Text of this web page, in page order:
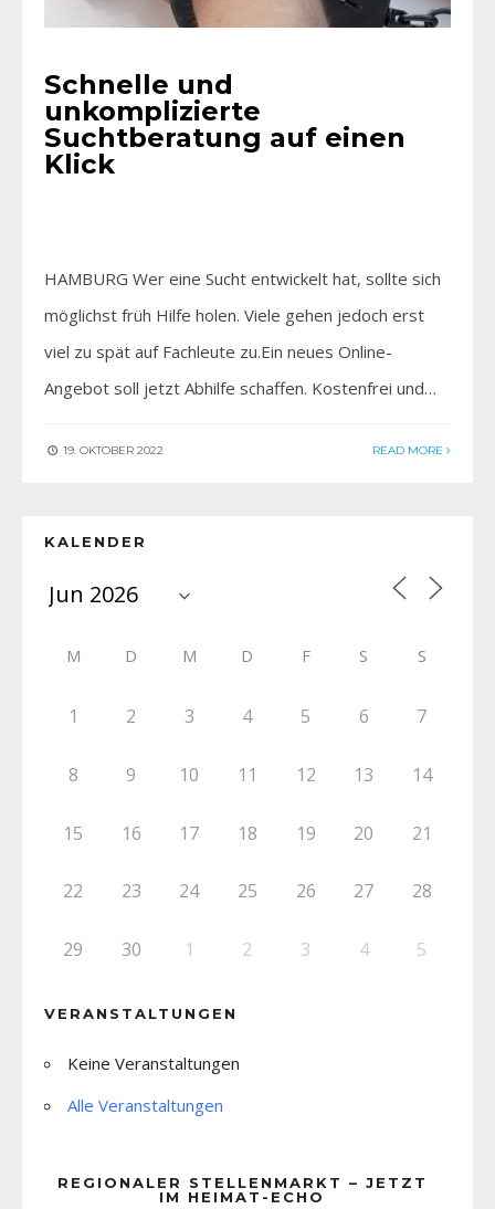
Schnelle und
unkomplizierte
Suchtberatung auf einen
Klick
HAMBURG Wer eine Sucht entwickelt hat, sollte sich
möglichst früh Hilfe holen. Viele gehen jedoch erst
viel zu spät auf Fachleute zu.Ein neues Online-
Angebot soll jetzt Abhilfe schaffen. Kostenfrei und…
19. OKTOBER 2022 READ MORE
KALENDER
M D M D F S S
1 2 3 4 5 6 7
8 9 10 11 12 13 14
15 16 17 18 19 20 21
22 23 24 25 26 27 28
29 30 1 2 3 4 5
VERANSTALTUNGEN
Keine Veranstaltungen
Alle Veranstaltungen
REGIONALER STELLENMARKT – JETZT
IM HEIMAT-ECHO